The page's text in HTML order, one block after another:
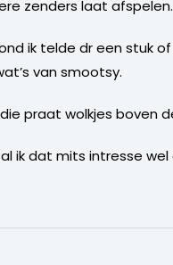
zenders laat afspelen.
ik telde dr een stuk
van smootsy.
praat wolkjes boven
ik dat mits intresse